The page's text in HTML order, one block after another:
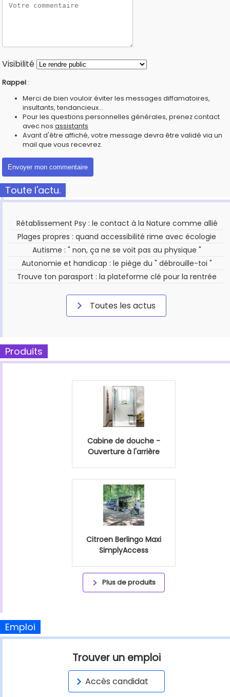
Visibilité
Rappel :
Merci de bien vouloir éviter les messages diffamatoires,
insultants, tendancieux...
Pour les questions personnelles générales, prenez contact
avec nos assistants
Avant d'être affiché, votre message devra être validé via un
mail que vous recevrez.
Toute l'actu.
Rétablissement Psy : le contact à la Nature comme allié
Plages propres : quand accessibilité rime avec écologie
Autisme : " non, ça ne se voit pas au physique "
Autonomie et handicap : le piège du " débrouille-toi "
Trouve ton parasport : la plateforme clé pour la rentrée
Toutes les actus
Produits
Cabine de douche -
Ouverture à l'arrière
Citroen Berlingo Maxi
SimplyAccess
Plus de produits
Emploi
Trouver un emploi
Accès candidat